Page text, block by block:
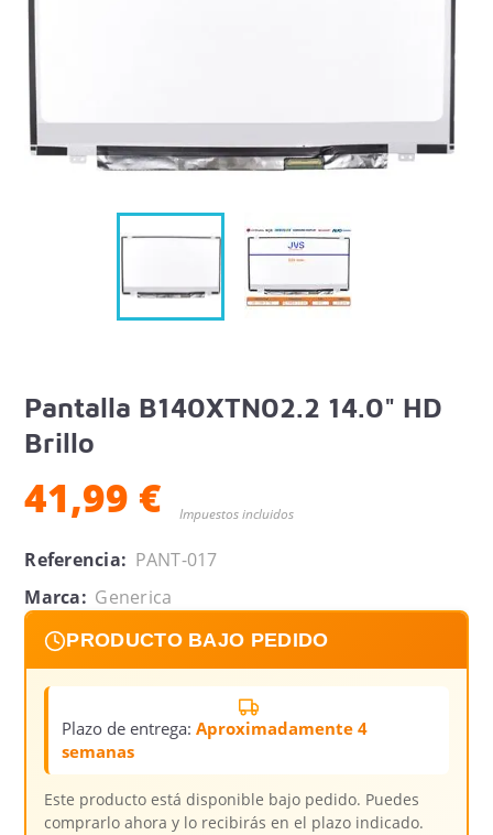
Pantalla B140XTN02.2 14.0" HD
Brillo
41,99 € Impuestos incluidos
Referencia: PANT-017
Marca: Generica
PRODUCTO BAJO PEDIDO
Plazo de entrega:Aproximadamente 4
semanas
Este producto está disponible bajo pedido. Puedes
comprarlo ahora y lo recibirás en el plazo indicado.